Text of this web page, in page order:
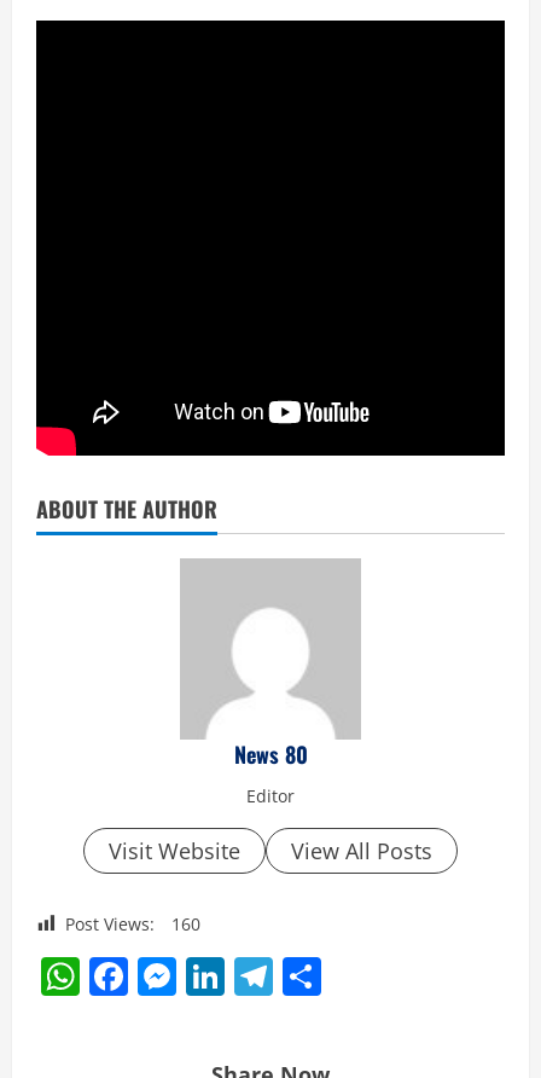
ABOUT THE AUTHOR
News 80
Editor
Visit Website View All Posts
Post Views: 160
WhatsApp
Facebook
Messenger
LinkedIn
Telegram